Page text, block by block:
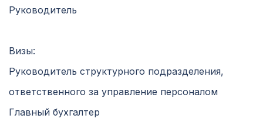
Руководитель
Визы:
Руководитель структурного подразделения,
ответственного за управление персоналом
Главный бухгалтер